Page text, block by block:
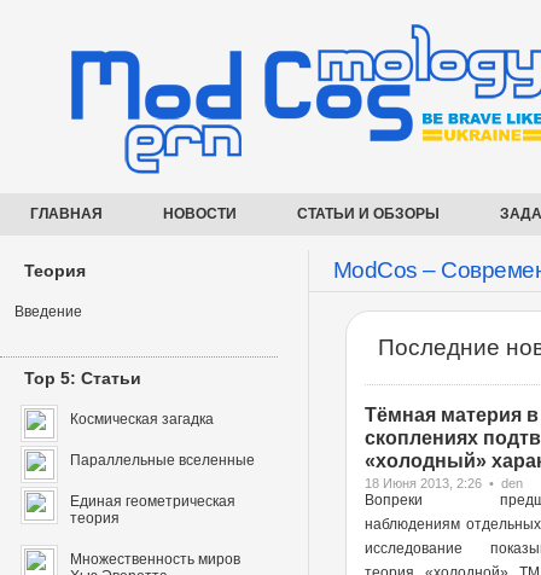
ГЛАВНАЯ НОВОСТИ СТАТЬИ И ОБЗОРЫ
ModCos –
Последние
Тёмная материя в
скоплениях
«холодный»
18 Июня 2013, 2:26 • den
Вопреки
наблюдениям
исследование
Теория
Введение
Top 5: Статьи
Космическая загадка
Параллельные вселенные
Единая геометрическая
теория
Множественность миров